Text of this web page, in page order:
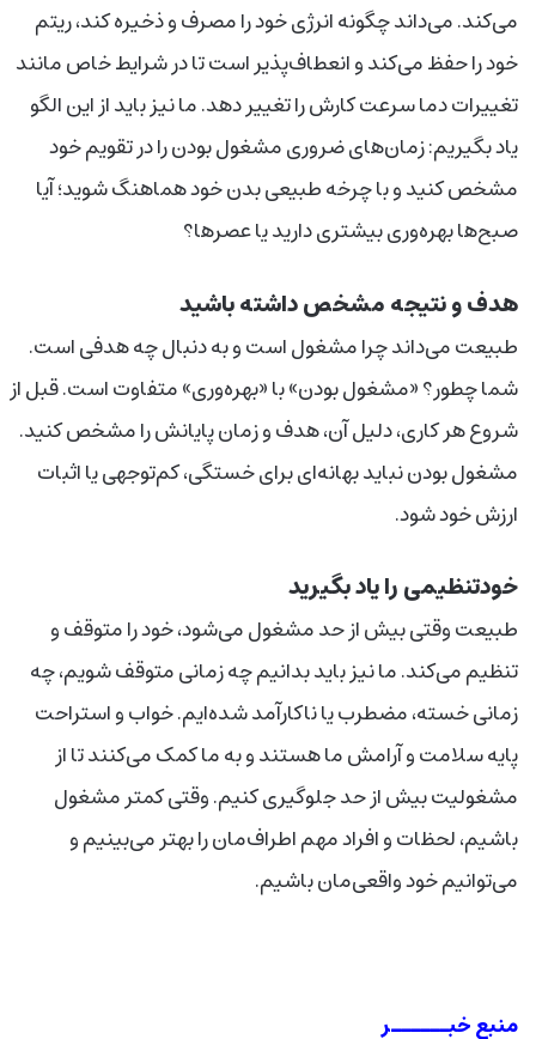
می‌کند. می‌داند چگونه انرژی خود را مصرف و ذخیره کند، ریتم
خود را حفظ می‌کند و انعطاف‌پذیر است تا در شرایط خاص مانند
تغییرات دما سرعت کارش را تغییر دهد. ما نیز باید از این الگو
یاد بگیریم: زمان‌های ضروری مشغول بودن را در تقویم خود
مشخص کنید و با چرخه طبیعی بدن خود هماهنگ شوید؛ آیا
صبح‌ها بهره‌وری بیشتری دارید یا عصرها؟
هدف و نتیجه مشخص داشته باشید
طبیعت می‌داند چرا مشغول است و به دنبال چه هدفی است.
شما چطور؟ «مشغول بودن» با «بهره‌وری» متفاوت است. قبل از
شروع هر کاری، دلیل آن، هدف و زمان پایانش را مشخص کنید.
مشغول بودن نباید بهانه‌ای برای خستگی، کم‌توجهی یا اثبات
ارزش خود شود.
خودتنظیمی را یاد بگیرید
طبیعت وقتی بیش از حد مشغول می‌شود، خود را متوقف و
تنظیم می‌کند. ما نیز باید بدانیم چه زمانی متوقف شویم، چه
زمانی خسته، مضطرب یا ناکارآمد شده‌ایم. خواب و استراحت
پایه سلامت و آرامش ما هستند و به ما کمک می‌کنند تا از
مشغولیت بیش از حد جلوگیری کنیم. وقتی کمتر مشغول
باشیم، لحظات و افراد مهم اطراف‌مان را بهتر می‌بینیم و
می‌توانیم خود واقعی‌مان باشیم.
منبع خبــــــر